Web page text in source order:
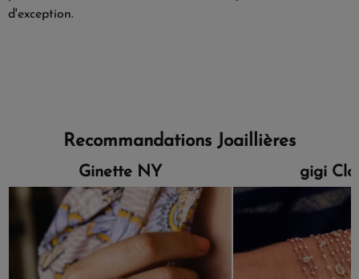
d'exception.
Recommandations Joaillières
Ginette NY gigi